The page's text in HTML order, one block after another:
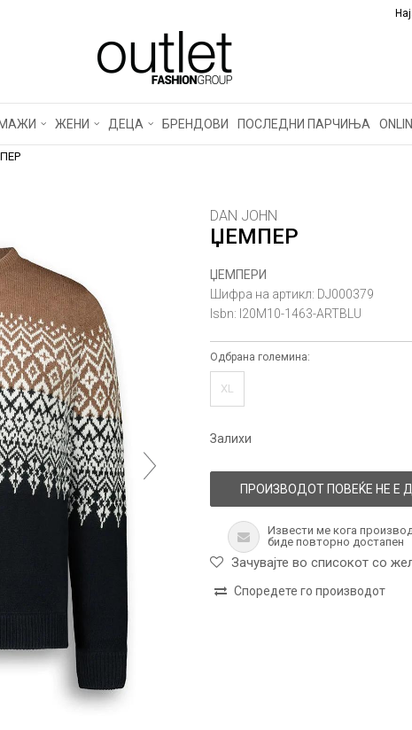
МАЖИ ЖЕНИ ДЕЦА БРЕНДОВИ ПОСЛЕДНИ ПАРЧИЊА
DAN JOHN
ЏЕМПЕР
ЏЕМПЕРИ
Шифра на артикл: DJ000379
Isbn: I20M10-1463-ARTBLU
Одбрана големина:
XL
Залихи
ПРОИЗВОДОТ ПОВЕЌЕ НЕ Е
Извести ме кога
биде повторно достапен
Зачувајте во списокот со
Споредете го производот